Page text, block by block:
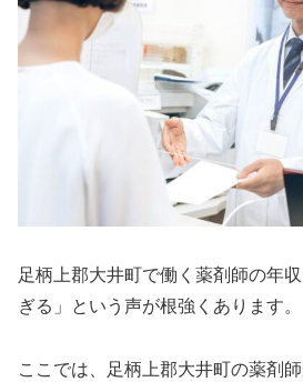
足柄上郡大井町で働く薬剤師の年
ぎる」という声が根強くあります。
ここでは、足柄上郡大井町の薬剤